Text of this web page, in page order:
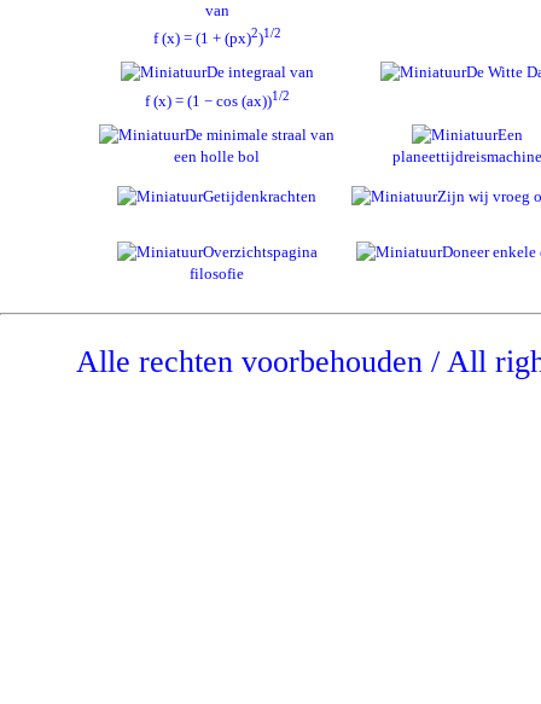
van
f (x) = (1 + (px)2)1/2
De integraal van
f (x) = (1 − cos (ax))1/2
De Witte
De minimale straal van
een holle bol
Een
planeettijdreismachine
Getijdenkrachten Zijn wij vroeg
Overzichtspagina
filosofie
Doneer enkele
Alle rechten voorbehouden / All